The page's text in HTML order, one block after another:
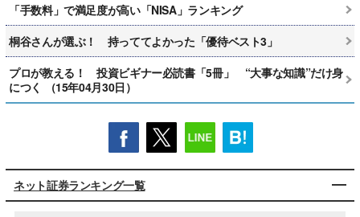
「手数料」で満足度が高い「NISA」ランキング
桐谷さんが選ぶ！ 持っててよかった「優待ベスト3」
プロが教える！ 投資ビギナー必読書「5冊」 “大事な知識”だけ身
につく （15年04月30日）
ネット証券ランキング一覧